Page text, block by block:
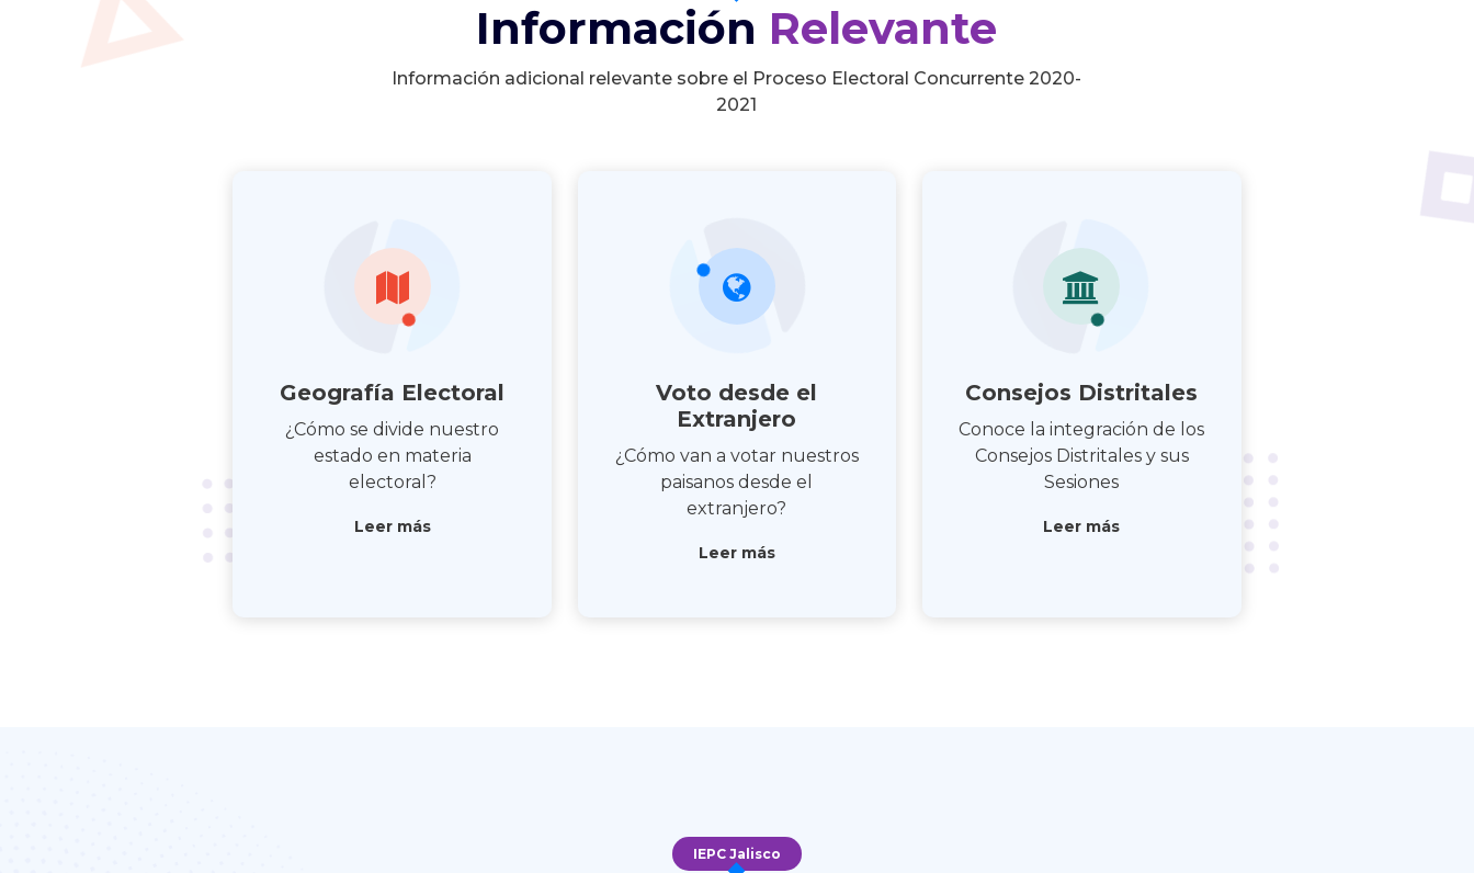
Información Relevante
Información adicional relevante sobre el Proceso Electoral Concurrente 2020-
2021
Geografía Electoral
¿Cómo se divide nuestro
estado en materia
electoral?
Leer más
Voto desde el
Extranjero
¿Cómo van a votar nuestros
paisanos desde el
extranjero?
Leer más
Consejos Distritales
Conoce la integración de los
Consejos Distritales y sus
Sesiones
Leer más
IEPC Jalisco